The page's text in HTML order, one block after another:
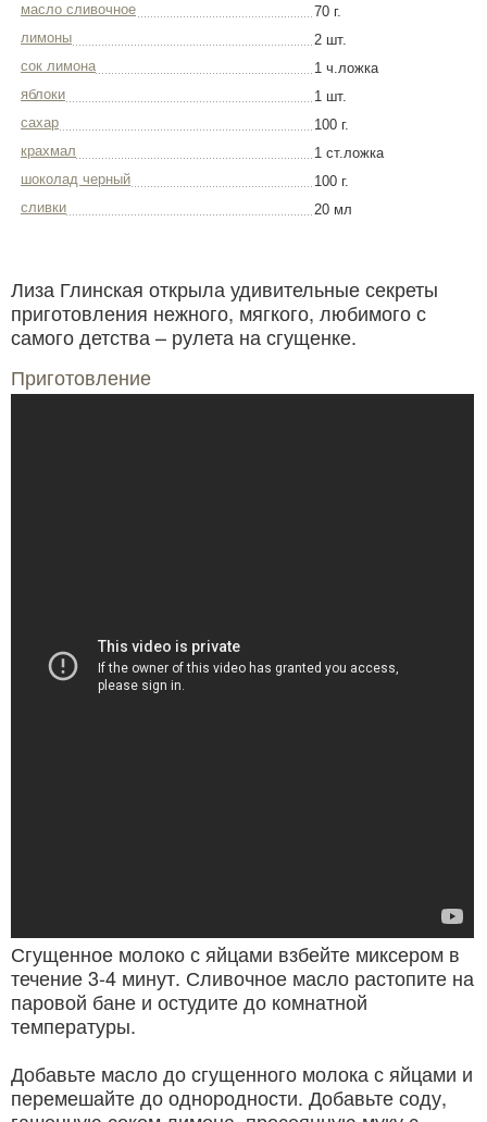
масло сливочное
70 г.
лимоны
2 шт.
сок лимона
1 ч.ложка
яблоки
1 шт.
сахар
100 г.
крахмал
1 ст.ложка
шоколад черный
100 г.
сливки
20 мл
Лиза Глинская открыла удивительные секреты
приготовления нежного, мягкого, любимого с
самого детства – рулета на сгущенке.
Приготовление
Сгущенное молоко с яйцами взбейте миксером в
течение 3-4 минут. Сливочное масло растопите на
паровой бане и остудите до комнатной
температуры.
Добавьте масло до сгущенного молока с яйцами и
перемешайте до однородности. Добавьте соду,